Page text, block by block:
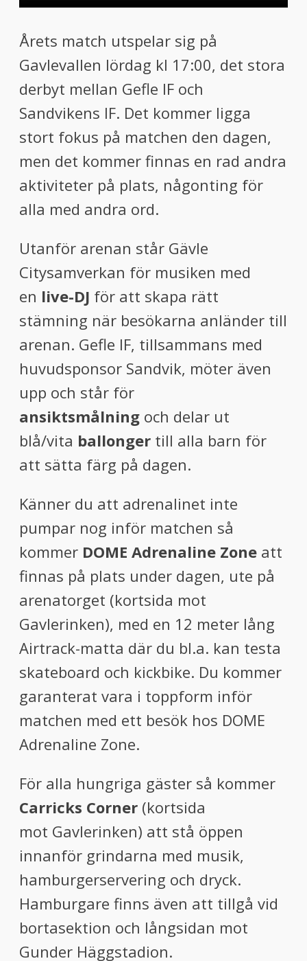
Årets match utspelar sig på
Gavlevallen lördag kl 17:00, det stora
derbyt mellan Gefle IF och
Sandvikens IF. Det kommer ligga
stort fokus på matchen den dagen,
men det kommer finnas en rad andra
aktiviteter på plats, någonting för
alla med andra ord.
Utanför arenan står Gävle
Citysamverkan för musiken med
en live-DJ för att skapa rätt
stämning när besökarna anländer till
arenan. Gefle IF, tillsammans med
huvudsponsor Sandvik, möter även
upp och står för
ansiktsmålning och delar ut
blå/vita ballonger till alla barn för
att sätta färg på dagen.
Känner du att adrenalinet inte
pumpar nog inför matchen så
kommer DOME Adrenaline Zone att
finnas på plats under dagen, ute på
arenatorget (kortsida mot
Gavlerinken), med en 12 meter lång
Airtrack-matta där du bl.a. kan testa
skateboard och kickbike. Du kommer
garanterat vara i toppform inför
matchen med ett besök hos DOME
Adrenaline Zone.
För alla hungriga gäster så kommer
Carricks Corner (kortsida
mot Gavlerinken) att stå öppen
innanför grindarna med musik,
hamburgerservering och dryck.
Hamburgare finns även att tillgå vid
bortasektion och långsidan mot
Gunder Häggstadion.